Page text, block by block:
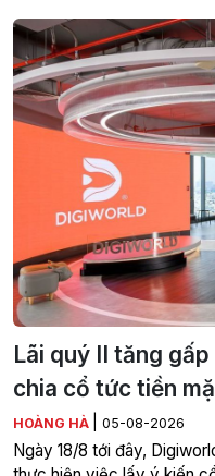
Lãi quý II tăng
chia cổ tức tiền
HOÀNG HÀ 05-08-2026
Ngày 18/8 tới đây,